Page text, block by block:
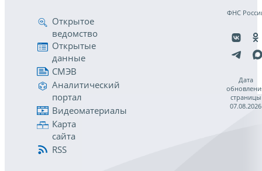
Открытое
ведомство
Открытые
данные
СМЭВ
Аналитический
портал
Видеоматериалы
Карта
сайта
RSS
ФНС
Дата
страницы
07.08.2026